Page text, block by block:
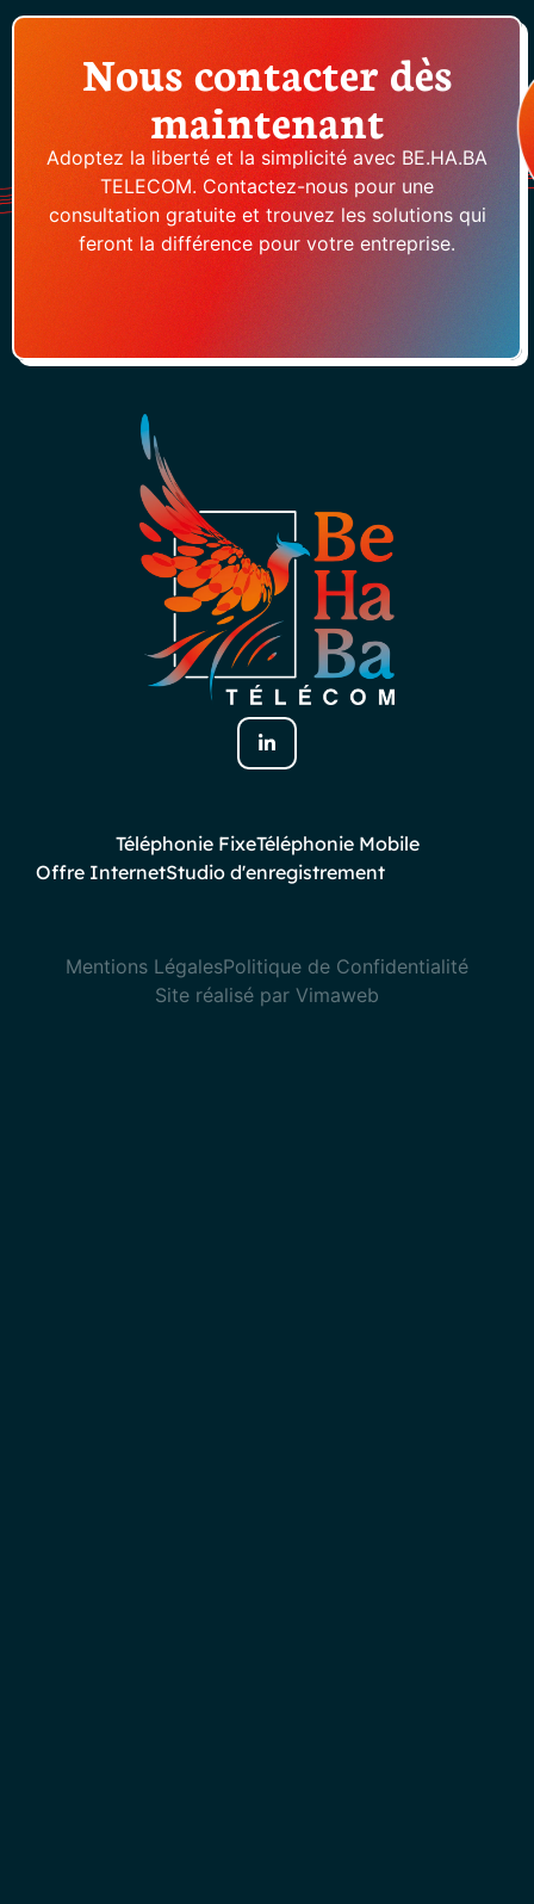
Nous contacter dès
maintenant
Adoptez la liberté et la simplicité avec BE.HA.BA
TELECOM. Contactez-nous pour une
consultation gratuite et trouvez les solutions qui
feront la différence pour votre entreprise.
Téléphonie FixeTéléphonie Mobile
Offre InternetStudio d'enregistrement
Mentions LégalesPolitique de Confidentialité
Site réalisé par Vimaweb